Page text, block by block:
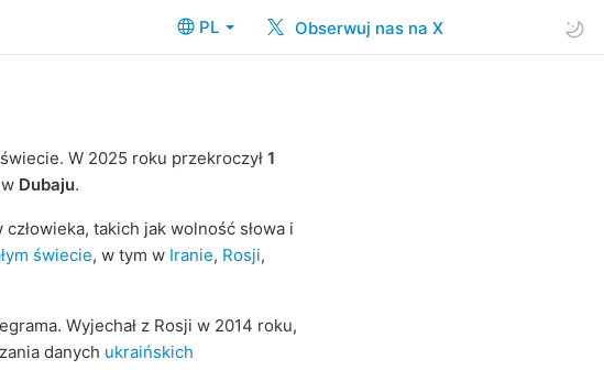
PL Obserwuj nas na X
W 2025 roku przekroczył 1
Dubaju.
takich jak wolność słowa i
świecie, w tym w Iranie, Rosji,
Wyjechał z Rosji w 2014 roku,
danych ukraińskich